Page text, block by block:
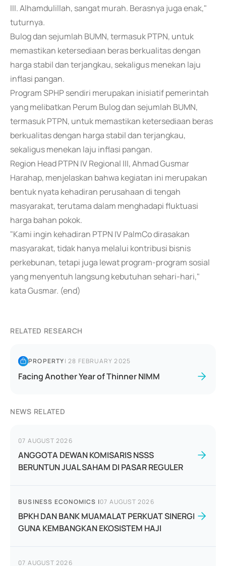
III. Alhamdulillah, sangat murah. Berasnya juga enak,"
tuturnya.
Bulog dan sejumlah BUMN, termasuk PTPN, untuk
memastikan ketersediaan beras berkualitas dengan
harga stabil dan terjangkau, sekaligus menekan laju
inflasi pangan.
Program SPHP sendiri merupakan inisiatif pemerintah
yang melibatkan Perum Bulog dan sejumlah BUMN,
termasuk PTPN, untuk memastikan ketersediaan beras
berkualitas dengan harga stabil dan terjangkau,
sekaligus menekan laju inflasi pangan.
Region Head PTPN IV Regional III, Ahmad Gusmar
Harahap, menjelaskan bahwa kegiatan ini merupakan
bentuk nyata kehadiran perusahaan di tengah
masyarakat, terutama dalam menghadapi fluktuasi
harga bahan pokok.
"Kami ingin kehadiran PTPN IV PalmCo dirasakan
masyarakat, tidak hanya melalui kontribusi bisnis
perkebunan, tetapi juga lewat program-program sosial
yang menyentuh langsung kebutuhan sehari-hari,"
kata Gusmar. (end)
RELATED RESEARCH
PROPERTY|28 FEBRUARY 2025
Facing Another Year of Thinner NIMM
NEWS RELATED
07 AUGUST 2026
ANGGOTA DEWAN KOMISARIS NSSS
BERUNTUN JUAL SAHAM DI PASAR REGULER
BUSINESS ECONOMICS |07 AUGUST 2026
BPKH DAN BANK MUAMALAT PERKUAT SINERGI
GUNA KEMBANGKAN EKOSISTEM HAJI
07 AUGUST 2026